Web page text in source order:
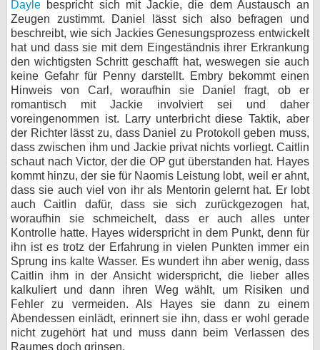
Dayle bespricht sich mit Jackie, die dem Austausch an
Zeugen zustimmt. Daniel lässt sich also befragen und
beschreibt, wie sich Jackies Genesungsprozess entwickelt
hat und dass sie mit dem Eingeständnis ihrer Erkrankung
den wichtigsten Schritt geschafft hat, weswegen sie auch
keine Gefahr für Penny darstellt. Embry bekommt einen
Hinweis von Carl, woraufhin sie Daniel fragt, ob er
romantisch mit Jackie involviert sei und daher
voreingenommen ist. Larry unterbricht diese Taktik, aber
der Richter lässt zu, dass Daniel zu Protokoll geben muss,
dass zwischen ihm und Jackie privat nichts vorliegt. Caitlin
schaut nach Victor, der die OP gut überstanden hat. Hayes
kommt hinzu, der sie für Naomis Leistung lobt, weil er ahnt,
dass sie auch viel von ihr als Mentorin gelernt hat. Er lobt
auch Caitlin dafür, dass sie sich zurückgezogen hat,
woraufhin sie schmeichelt, dass er auch alles unter
Kontrolle hatte. Hayes widerspricht in dem Punkt, denn für
ihn ist es trotz der Erfahrung in vielen Punkten immer ein
Sprung ins kalte Wasser. Es wundert ihn aber wenig, dass
Caitlin ihm in der Ansicht widerspricht, die lieber alles
kalkuliert und dann ihren Weg wählt, um Risiken und
Fehler zu vermeiden. Als Hayes sie dann zu einem
Abendessen einlädt, erinnert sie ihn, dass er wohl gerade
nicht zugehört hat und muss dann beim Verlassen des
Raumes doch grinsen.